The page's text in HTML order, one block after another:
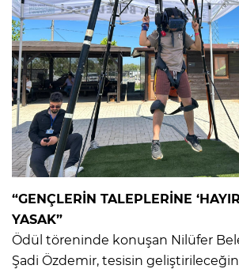
“GENÇLERİN TALEPLERİNE
YASAK”
Ödül töreninde konuşan Nilüfer
Şadi Özdemir, tesisin